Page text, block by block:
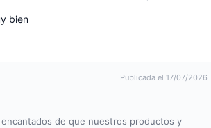
bien
Publicada el 17/07/2026
de que nuestros productos y